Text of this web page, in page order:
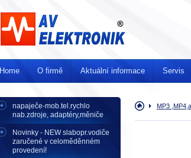
napaječe-mob.tel.rychlo
nab.zdroje, adaptéry,měniče
Novinky - NEW slabopr.vodiče
zaručené v celoměděnném
provedení!
Úvodní
stránka
MP3
Home O firmě Aktuální informace Servis